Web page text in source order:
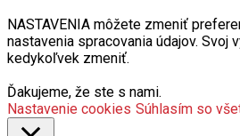
NASTAVENIA môžete zmeniť
nastavenia spracovania údajov. Svoj
kedykoľvek zmeniť.
Ďakujeme, že ste s nami.
Nastavenie cookies Súhlasím so